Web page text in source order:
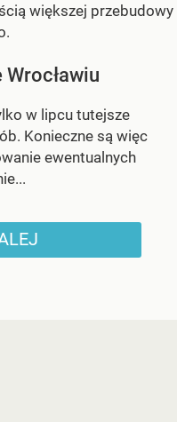
większej przebudowy
w lipcu tutejsze
Konieczne są więc
ewentualnych